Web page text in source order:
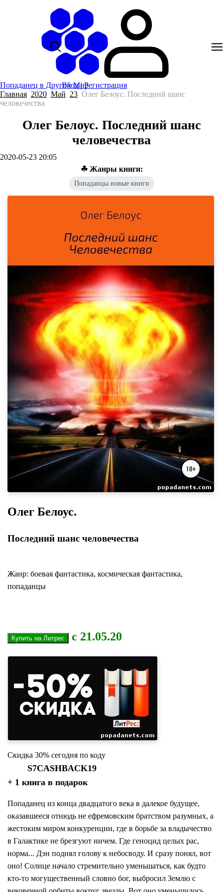
Попаданец в Другой Мир
Вход|Регистрация
Главная 2020 Май 23 Олег Белоус. Последний шанс
человечества
Олег Белоус. Последний шанс
человечества
2020-05-23 20:05
☘ Жанры книги:
Попаданцы новые книги
Олег Белоус.
Последний шанс человечества
Жанр: боевая фантастика, космическая фантастика,
попаданцы
с 21.05.20
Скидка 30% сегодня по коду
S7CASHBACK19
+ 1 книга в подарок
Попаданец из конца двадцатого века в далекое будущее,
оказавшееся отнюдь не ефремовским братством разумных, а
жестоким миром конкуренции, где в борьбе за владычество
в Галактике не брезгуют ничем. Где геноцид целых рас,
норма... Дэн поднял голову к небосводу. И сразу понял, вот
оно! Солнце начало стремительно уменьшаться, как будто
кто-то могущественный словно бог, выбросил Землю с